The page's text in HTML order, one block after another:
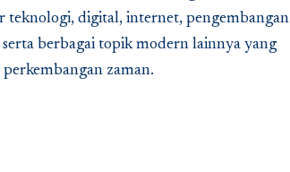
teknologi, digital, internet, pengembangan
serta berbagai topik modern lainnya yang
zaman.